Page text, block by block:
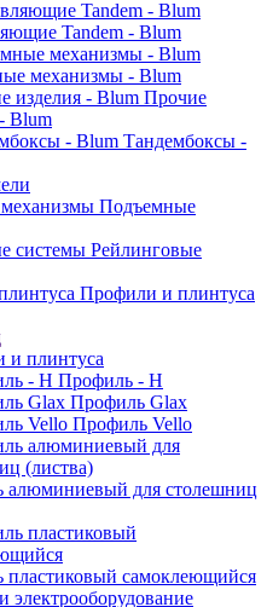
Tandem - Blum
механизмы - Blum
Прочие
Blum
Тандембоксы -
Подъемные
Рейлинговые
Профили и плинтуса
и плинтуса
Профиль - H
Профиль Glax
Профиль Vello
алюминиевый для столешниц
пластиковый самоклеющийся